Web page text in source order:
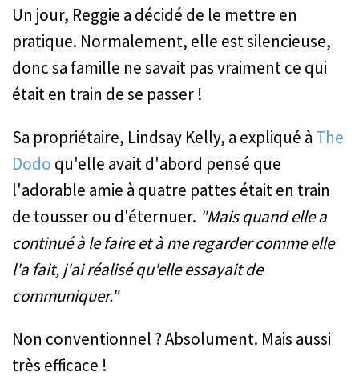
Un jour, Reggie a décidé de le mettre en
pratique. Normalement, elle est silencieuse,
donc sa famille ne savait pas vraiment ce qui
était en train de se passer !
Sa propriétaire, Lindsay Kelly, a expliqué à The
Dodo qu'elle avait d'abord pensé que
l'adorable amie à quatre pattes était en train
de tousser ou d'éternuer. "Mais quand elle a
continué à le faire et à me regarder comme elle
l'a fait, j'ai réalisé qu'elle essayait de
communiquer."
Non conventionnel ? Absolument. Mais aussi
très efficace !